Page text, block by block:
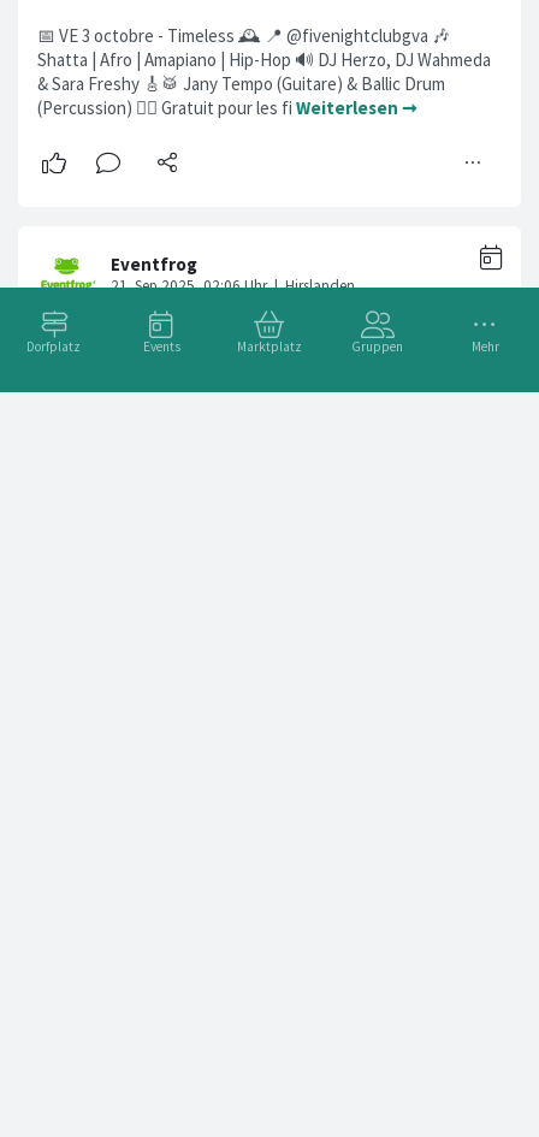
Dorfplatz Events Marktplatz Gruppen Mehr
📅 VE 3 octobre - Timeless 🕰️ 📍 @fivenightclubgva 🎶
Shatta | Afro | Amapiano | Hip-Hop 🔊 DJ Herzo, DJ Wahmeda
& Sara Freshy 🎸🥁 Jany Tempo (Guitare) & Ballic Drum
(Percussion) 💁‍♀️ Gratuit pour les fi Weiterlesen ➞